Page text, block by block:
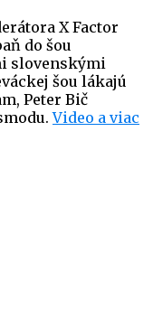
X Factor
do šou
slovenskými
šou lákajú
Peter Bič
Video a viac